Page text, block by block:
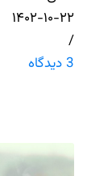
۱۴۰۲-۱۰-۲۲
/
3 دیدگاه